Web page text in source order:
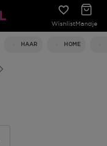
WishlistMandje
HAAR HOME